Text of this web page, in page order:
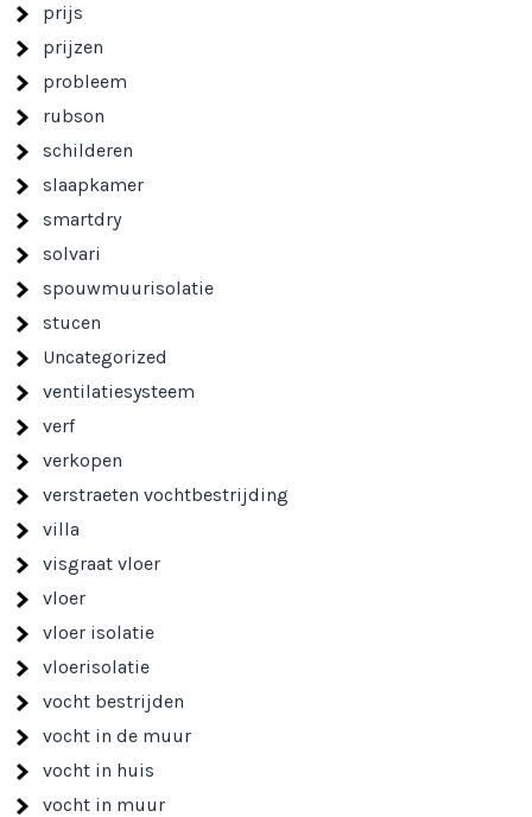
prijs
prijzen
probleem
rubson
schilderen
slaapkamer
smartdry
solvari
spouwmuurisolatie
stucen
Uncategorized
ventilatiesysteem
verf
verkopen
verstraeten vochtbestrijding
villa
visgraat vloer
vloer
vloer isolatie
vloerisolatie
vocht bestrijden
vocht in de muur
vocht in huis
vocht in muur